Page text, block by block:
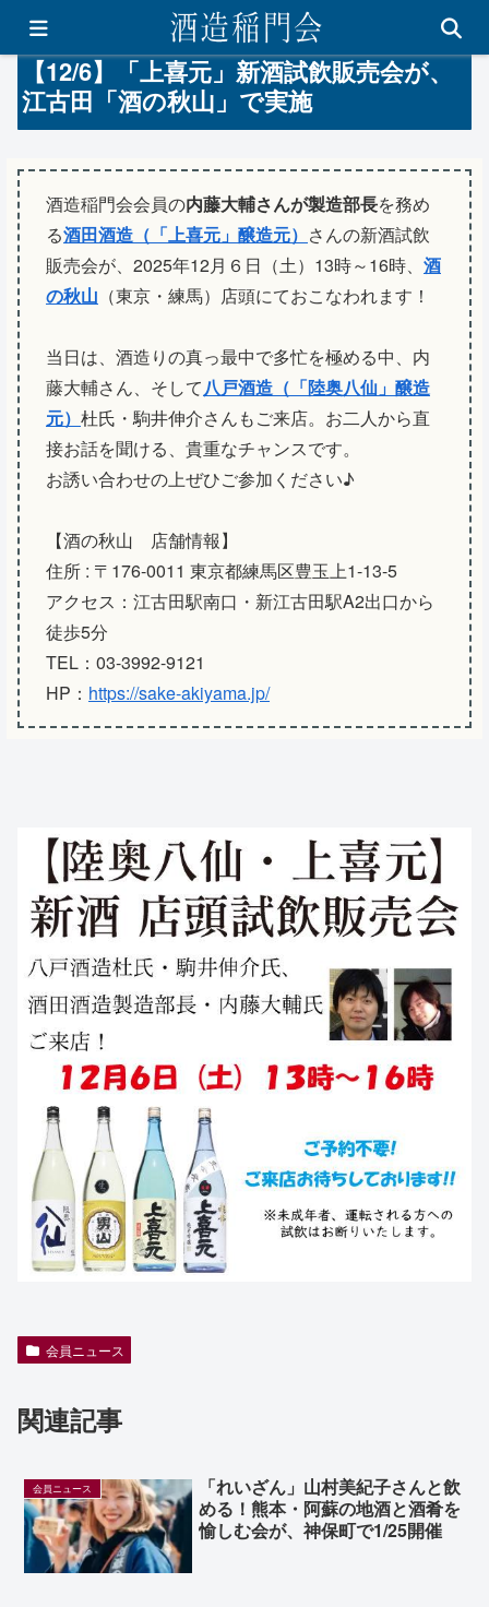
【12/6】「上喜元」新酒試飲販売会が、
江古田「酒の秋山」で実施
酒造稲門会会員の内藤大輔さんが製造部長を務め
る酒田酒造（「上喜元」醸造元） さんの新酒試飲
販売会が、2025年12月６日（土）13時～16時、 酒
の秋山 （東京・練馬）店頭にておこなわれます！
当日は、酒造りの真っ最中で多忙を極める中、内
藤大輔さん、そして八戸酒造（「陸奥八仙」醸造
元） 杜氏・駒井伸介さんもご来店。お二人から直
接お話を聞ける、貴重なチャンスです。
お誘い合わせの上ぜひご参加ください♪
【酒の秋山 店舗情報】
住所 : 〒176-0011 東京都練馬区豊玉上1-13-5
アクセス：江古田駅南口・新江古田駅A2出口から
徒歩5分
TEL：03-3992-9121
HP： https://sake-akiyama.jp/
会員ニュース
関連記事
会員ニュース
「れいざん」山村美紀子さんと飲
める！熊本・阿蘇の地酒と酒肴を
愉しむ会が、神保町で1/25開催